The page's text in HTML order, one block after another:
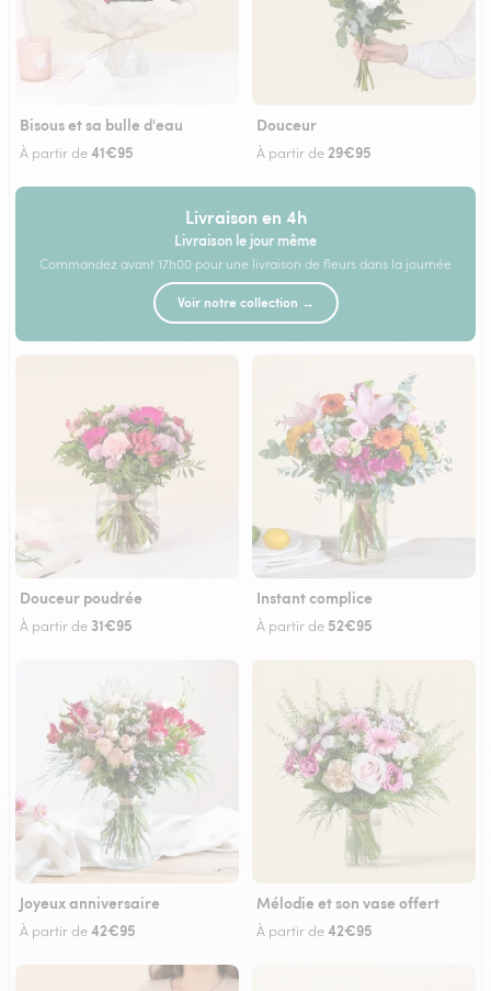
Bisous et sa bulle d'eau
À partir de41€95
Douceur
À partir de 29€95
Livraison en 4h
Livraison le jour même
Commandez avant 17h00 pour une livraison de fleurs dans la journée
Voir notre collection →
Douceur poudrée
À partir de 31€95
Instant complice
À partir de 52€95
Joyeux anniversaire
À partir de42€95
Mélodie et son vase offert
À partir de42€95